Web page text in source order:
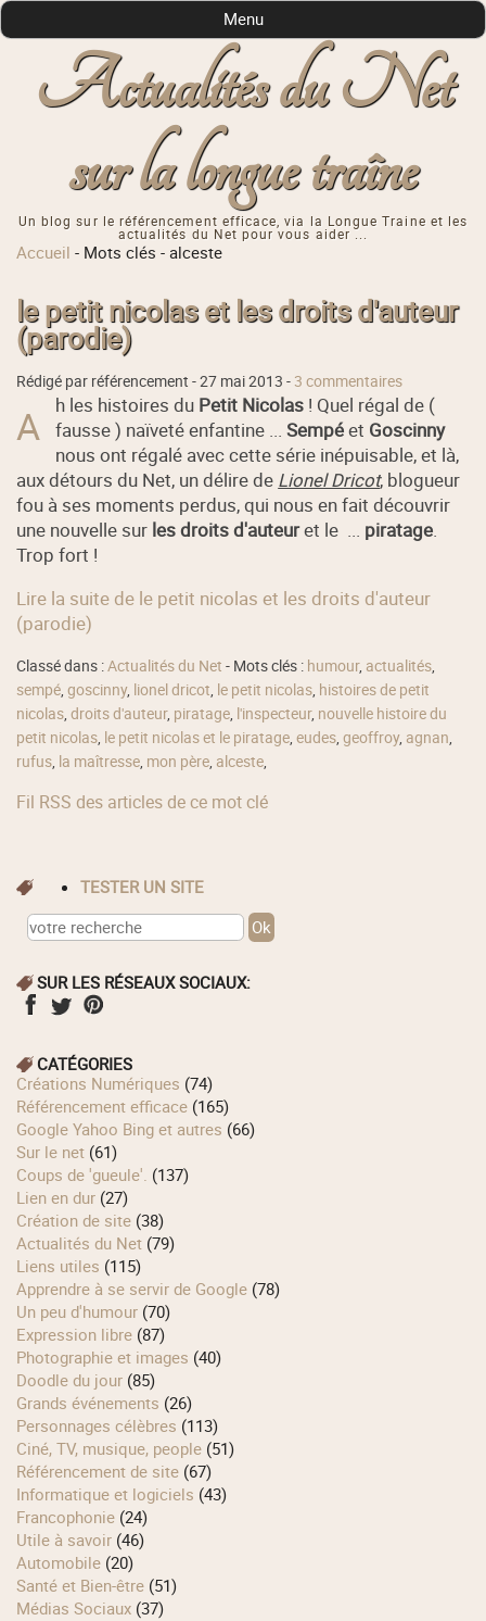
Actualités du Net
sur la longue traîne
Un blog sur le référencement efficace, via la Longue Traine et les
actualités du Net pour vous aider ...
Menu
Accueil - Mots clés -alceste
le petit nicolas et les droits d'auteur
(parodie)
Rédigé par référencement -27 mai 2013 - 3 commentaires
A h les histoires du Petit Nicolas ! Quel régal de (
fausse ) naïveté enfantine ...Sempéet Goscinny
nous ont régalé avec cette série inépuisable, et là,
aux détours du Net, un délire de Lionel Dricot, blogueur
fou à ses moments perdus, qui nous en fait découvrir
une nouvelle sur les droits d'auteuret le ... piratage.
Trop fort !
Lire la suite de le petit nicolas et les droits d'auteur
(parodie)
Classé dans :Actualités du Net - Mots clés : humour, actualités,
sempé,goscinny, lionel dricot, le petit nicolas, histoires de petit
nicolas,droits d'auteur, piratage, l'inspecteur, nouvelle histoire du
petit nicolas, le petit nicolas et le piratage,eudes,geoffroy, agnan,
rufus, la maîtresse, mon père, alceste,
Fil RSS des articles de ce mot clé
TESTER UN SITE
SUR LES RÉSEAUX SOCIAUX:
CATÉGORIES
Créations Numériques (74)
Référencement efficace (165)
Google Yahoo Bing et autres (66)
Sur le net (61)
Coups de 'gueule'. (137)
Lien en dur (27)
Création de site (38)
Actualités du Net (79)
Liens utiles (115)
Apprendre à se servir de Google (78)
Un peu d'humour (70)
Expression libre (87)
Photographie et images (40)
Doodle du jour (85)
Grands événements (26)
Personnages célèbres (113)
Ciné, TV, musique, people (51)
Référencement de site (67)
Informatique et logiciels (43)
Francophonie (24)
Utile à savoir (46)
Automobile (20)
Santé et Bien-être (51)
Médias Sociaux (37)